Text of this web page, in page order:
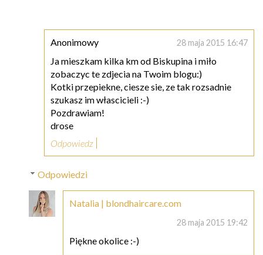
Anonimowy 28 maja 2015 16:47
Ja mieszkam kilka km od Biskupina i miło
zobaczyc te zdjecia na Twoim blogu:)
Kotki przepiekne, ciesze sie, ze tak rozsadnie
szukasz im włascicieli :-)
Pozdrawiam!
drose
Odpowiedz
Odpowiedzi
Natalia | blondhaircare.com
28 maja 2015 19:42
Piękne okolice :-)